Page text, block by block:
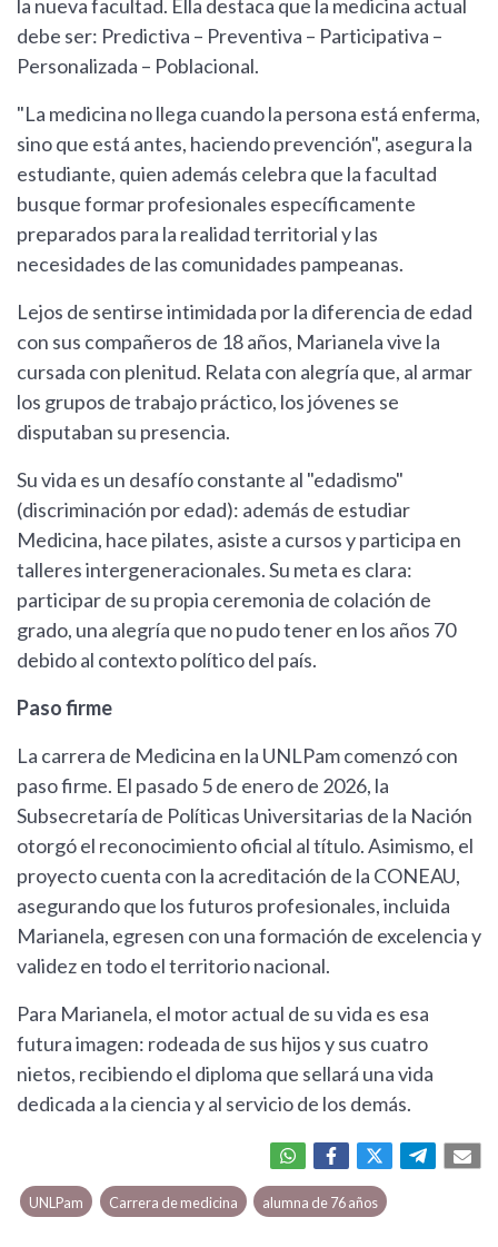
la nueva facultad. Ella destaca que la medicina actual
debe ser: Predictiva – Preventiva – Participativa –
Personalizada – Poblacional.
"La medicina no llega cuando la persona está enferma,
sino que está antes, haciendo prevención", asegura la
estudiante, quien además celebra que la facultad
busque formar profesionales específicamente
preparados para la realidad territorial y las
necesidades de las comunidades pampeanas.
Lejos de sentirse intimidada por la diferencia de edad
con sus compañeros de 18 años, Marianela vive la
cursada con plenitud. Relata con alegría que, al armar
los grupos de trabajo práctico, los jóvenes se
disputaban su presencia.
Su vida es un desafío constante al "edadismo"
(discriminación por edad): además de estudiar
Medicina, hace pilates, asiste a cursos y participa en
talleres intergeneracionales. Su meta es clara:
participar de su propia ceremonia de colación de
grado, una alegría que no pudo tener en los años 70
debido al contexto político del país.
Paso firme
La carrera de Medicina en la UNLPam comenzó con
paso firme. El pasado 5 de enero de 2026, la
Subsecretaría de Políticas Universitarias de la Nación
otorgó el reconocimiento oficial al título. Asimismo, el
proyecto cuenta con la acreditación de la CONEAU,
asegurando que los futuros profesionales, incluida
Marianela, egresen con una formación de excelencia y
validez en todo el territorio nacional.
Para Marianela, el motor actual de su vida es esa
futura imagen: rodeada de sus hijos y sus cuatro
nietos, recibiendo el diploma que sellará una vida
dedicada a la ciencia y al servicio de los demás.
UNLPam Carrera de medicina alumna de 76 años